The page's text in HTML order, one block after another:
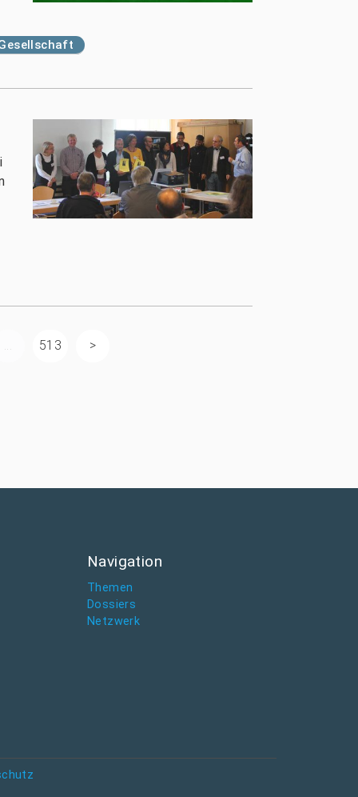
513
Navigation
Themen
Dossiers
Netzwerk